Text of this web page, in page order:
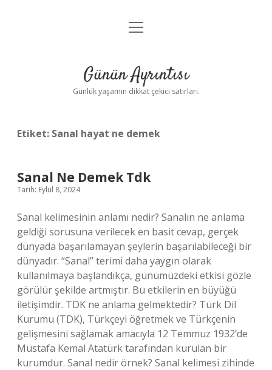
Anasayfa
Yasal Uyarı
menüyü
Günün Ayrıntısı
Günlük yaşamın dikkat çekici satırları.
Etiket: Sanal hayat ne demek
Sanal Ne Demek Tdk
Tarih: Eylül 8, 2024
Sanal kelimesinin anlamı nedir? Sanalın ne anlama
geldiği sorusuna verilecek en basit cevap, gerçek
dünyada başarılamayan şeylerin başarılabileceği bir
dünyadır. “Sanal” terimi daha yaygın olarak
kullanılmaya başlandıkça, günümüzdeki etkisi gözle
görülür şekilde artmıştır. Bu etkilerin en büyüğü
iletişimdir. TDK ne anlama gelmektedir? Türk Dil
Kurumu (TDK), Türkçeyi öğretmek ve Türkçenin
gelişmesini sağlamak amacıyla 12 Temmuz 1932’de
Mustafa Kemal Atatürk tarafından kurulan bir
kurumdur. Sanal nedir örnek? Sanal kelimesi zihinde